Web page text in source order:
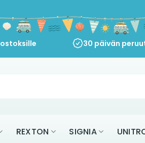
ostoksille 30 päivän
REXTON SIGNIA